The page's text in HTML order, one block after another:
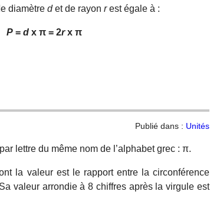
diamètre det de rayon rest égale à :
P = d x π = 2rx π
Publié dans : Unités
lettre du même nom de l’alphabet grec : π.
la valeur est le rapport entre la circonférence
valeur arrondie à 8 chiffres après la virgule est